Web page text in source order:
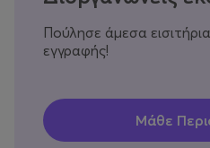
Πούλησε άμεσα
εγγραφής!